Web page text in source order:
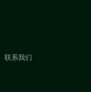
联系我们